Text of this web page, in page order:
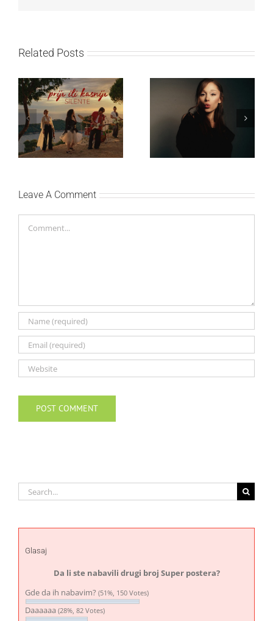
Related Posts
Silente objavio novi
singl “Prije ili kasnije”
Ariana Grande objavila
osmi studijski album
Leave A Comment
Search
for:
Glasaj
Da li ste nabavili drugi broj Super postera?
Gde da ih nabavim? (51%, 150 Votes)
Daaaaaa (28%, 82 Votes)